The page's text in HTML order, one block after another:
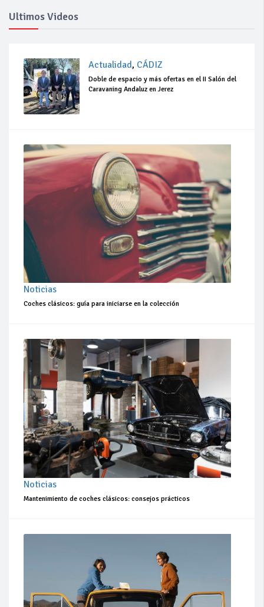
Ultimos Videos
Actualidad, CÁDIZ
Doble de espacio y más ofertas en el II Salón del
Caravaning Andaluz en Jerez
Noticias
Coches clásicos: guía para iniciarse en la colección
Noticias
Mantenimiento de coches clásicos: consejos prácticos